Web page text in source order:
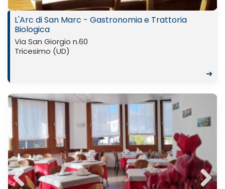
L'Arc di San Marc - Gastronomia e Trattoria
Biologica
Via San Giorgio n.60
Tricesimo (UD)
➜